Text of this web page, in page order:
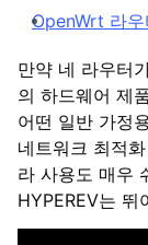
OpenWrt 라
만약 네 라우터
의 하드웨어 제
어떤 일반 가정
네트워크 최적
라 사용도 매우
HYPEREV는 뛰